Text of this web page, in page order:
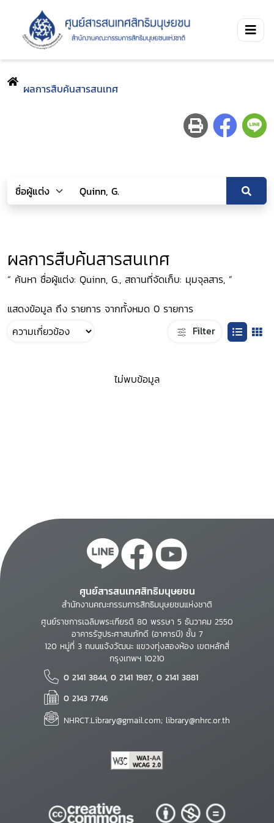
ผลการสืบค้นสารสนเทศ
ผลการสืบค้นสารสนเทศ
“ ค้นหา ชื่อผู้แต่ง: Quinn, G., สถานที่จัดเก็บ: มุมจุลสาร, ”
แสดงข้อมูล ถึง รายการ จากทั้งหมด 0 รายการ
Filter
ไม่พบข้อมูล
ศูนย์สารสนเทศสิทธิมนุษยชน
สำนักงานคณะกรรมการสิทธิมนุษยชนแห่งชาติ
ศูนย์ราชการเฉลิมพระเกียรติ 80 พรรษา 5 ธันวาคม 2550
อาคารรัฐประศาสนภักดี (อาคารบี) ชั้น 7
120 หมู่ที่ 3 ถนนแจ้งวัฒนะ แขวงทุ่งสองห้อง เขตหลักสี่
กรุงเทพฯ 10210
0 2141 3844, 0 2141 1987, 0 2141 3881
0 2143 7746
NHRCT.Library@gmail.com; library@nhrc.or.th